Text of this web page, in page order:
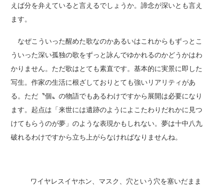
えば分を弁えていると言えるでしょうか。諦念が深いとも言え
ます。
なぜこういった醒めた歌なのかあるいはこれからもずっとこ
ういった深い孤独の歌をずっと詠んでゆかれるのかどうかはわ
かりません。ただ歌はとても素直です。基本的に実景に即した
写生。作家の生活に根ざしておりとても強いリアリティがあ
る。ただ〝個〟の物語でもあるわけですから展開は必要になり
ます。起点は「来世には遺跡のようによこたわりだれかに見つ
けてもらうのが夢」のような表現かもしれない。夢は十中八九
破れるわけですから立ち上がらなければなりませんね。
ワイヤレスイヤホン、マスク、穴という穴を塞いだまま